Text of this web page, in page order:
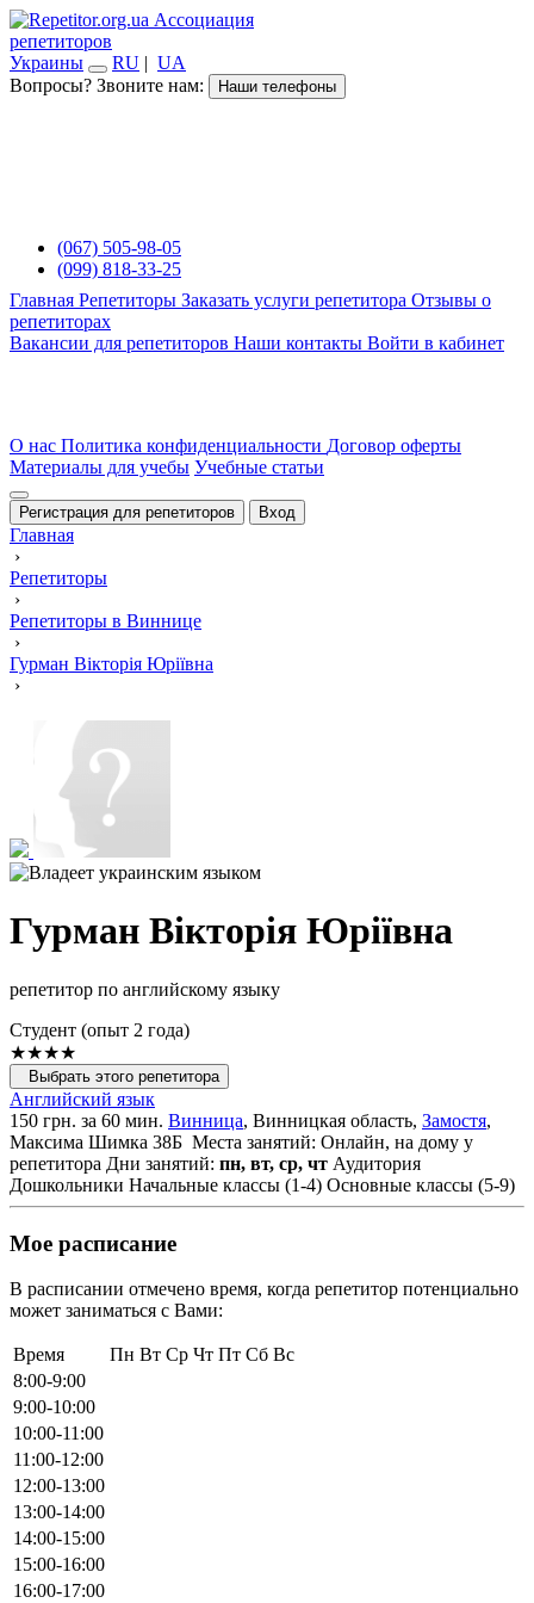
Ассоциация
репетиторов
Украины
RU | UA
Вопросы? Звоните нам:
Наши телефоны
(067) 505-98-05
(099) 818-33-25
Главная Репетиторы Заказать услуги репетитора Отзывы о
репетиторах
Вакансии для репетиторов Наши контакты Войти в кабинет
О нас Политика конфиденциальности Договор оферты
Материалы для учебы Учебные статьи
Регистрация для репетиторов Вход
Главная
›
Репетиторы
›
Репетиторы в Виннице
›
Гурман Вікторія Юріївна
›
Гурман Вікторія Юріївна
репетитор по английскому языку
Cтудент (опыт 2 года)
★★★★
Выбрать этого репетитора
Английский язык
150 грн. за 60 мин. Винница, Винницкая область, Замостя,
Максима Шимка 38Б Места занятий: Онлайн, на дому у
репетитора Дни занятий: пн, вт, ср, чт Аудитория
Дошкольники Начальные классы (1-4) Основные классы (5-9)
Мое расписание
В расписании отмечено время, когда репетитор потенциально
может заниматься с Вами:
Время Пн Вт Ср Чт Пт Сб Вс
8:00-9:00
9:00-10:00
10:00-11:00
11:00-12:00
12:00-13:00
13:00-14:00
14:00-15:00
15:00-16:00
16:00-17:00